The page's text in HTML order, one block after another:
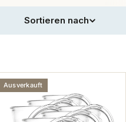
Sortieren nach
Ausverkauft